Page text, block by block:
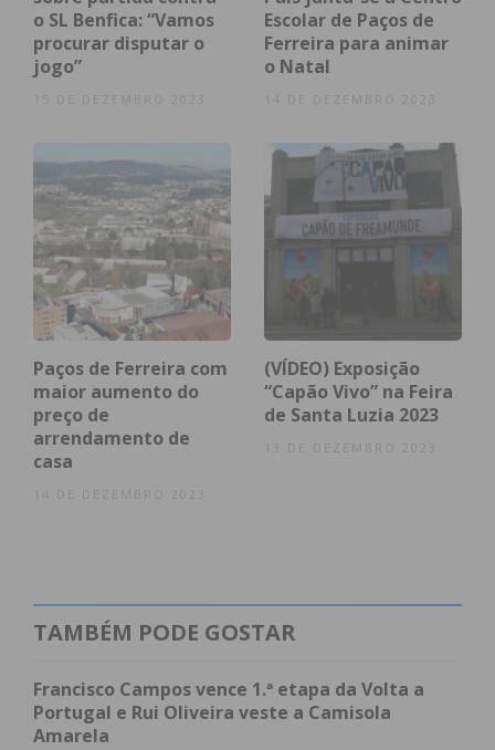
condições
o SL Benfica: “Vamos
procurar disputar o
jogo”
Escolar de Paços de
Ferreira para animar
o Natal
14 DE DEZEMBRO 2023
Paços de Ferreira com
maior aumento do
preço de
arrendamento de
casa
14 DE DEZEMBRO 2023
(VÍDEO) Exposição
“Capão Vivo” na Feira
de Santa Luzia 2023
TAMBÉM PODE GOSTAR
Francisco Campos vence 1.ª etapa da Volta a
Portugal e Rui Oliveira veste a Camisola
Amarela